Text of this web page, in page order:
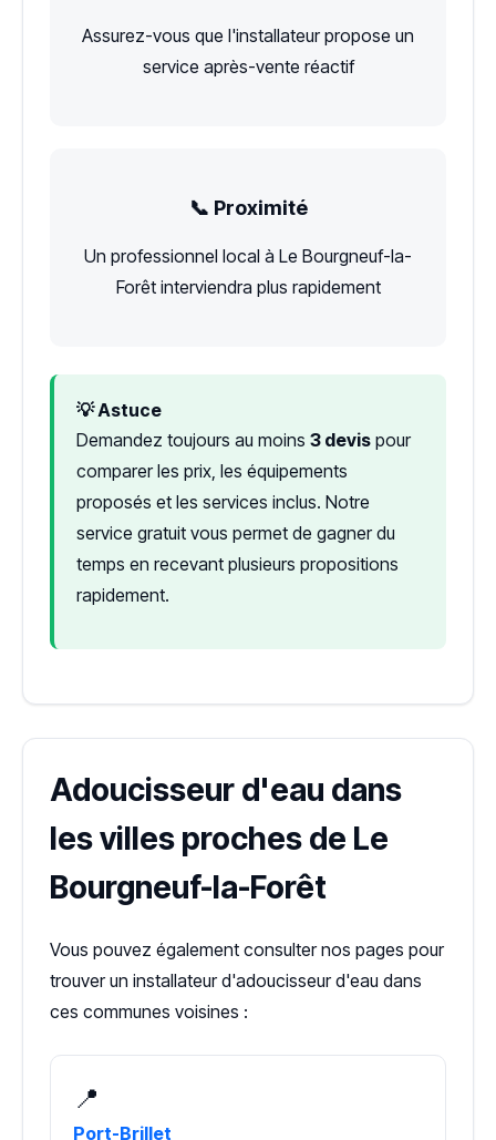
Assurez-vous que l'installateur propose un
service après-vente réactif
📞 Proximité
Un professionnel local à Le Bourgneuf-la-
Forêt interviendra plus rapidement
💡 Astuce
Demandez toujours au moins 3 devis pour
comparer les prix, les équipements
proposés et les services inclus. Notre
service gratuit vous permet de gagner du
temps en recevant plusieurs propositions
rapidement.
Adoucisseur d'eau dans
les villes proches de Le
Bourgneuf-la-Forêt
Vous pouvez également consulter nos pages pour
trouver un installateur d'adoucisseur d'eau dans
ces communes voisines :
📍
Port-Brillet